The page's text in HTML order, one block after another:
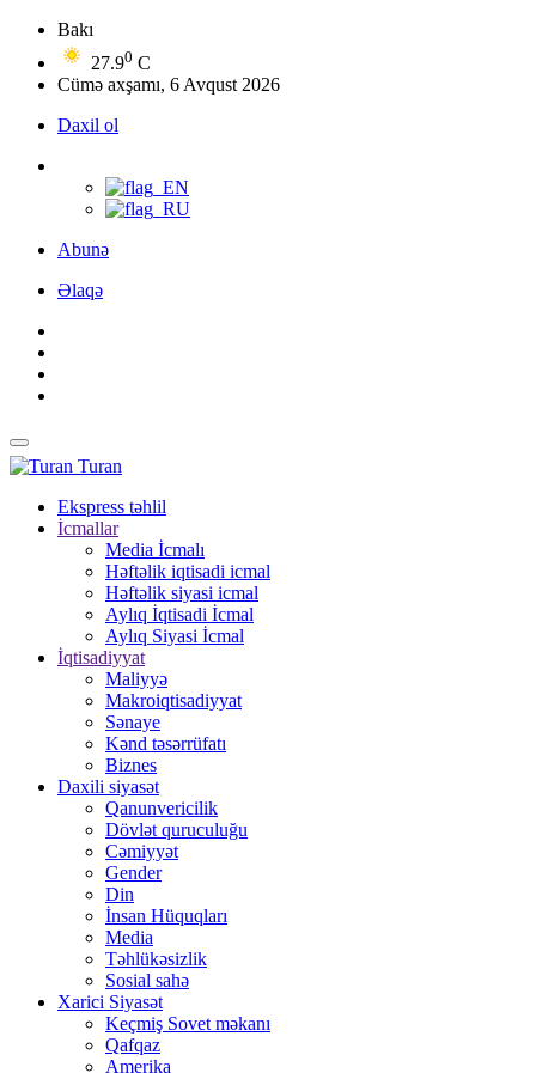
Bakı
27.90 C
Cümə axşamı, 6 Avqust 2026
Daxil ol
Abunə
Əlaqə
Turan
Ekspress təhlil
İcmallar
Media İcmalı
Həftəlik iqtisadi icmal
Həftəlik siyasi icmal
Aylıq İqtisadi İcmal
Aylıq Siyasi İcmal
İqtisadiyyat
Maliyyə
Makroiqtisadiyyat
Sənaye
Kənd təsərrüfatı
Biznes
Daxili siyasət
Qanunvericilik
Dövlət quruculuğu
Cəmiyyət
Gender
Din
İnsan Hüquqları
Media
Təhlükəsizlik
Sosial sahə
Xarici Siyasət
Keçmiş Sovet məkanı
Qafqaz
Amerika